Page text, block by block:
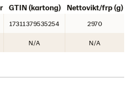
GTIN (kartong) Nettovikt/frp (g)
17311379535254 2970
N/A N/A